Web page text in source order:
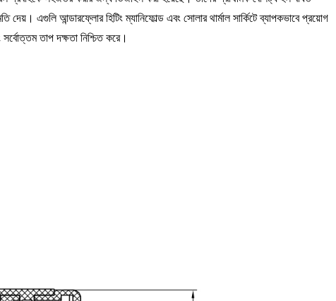
দেয়। এগুলি আন্ডারফ্লোর হিটিং ম্যানিফোল্ড এবং সোলার থার্মাল সার্কিটে ব্যাপকভাবে প্রয়োগ
তাপ দক্ষতা নিশ্চিত করে।